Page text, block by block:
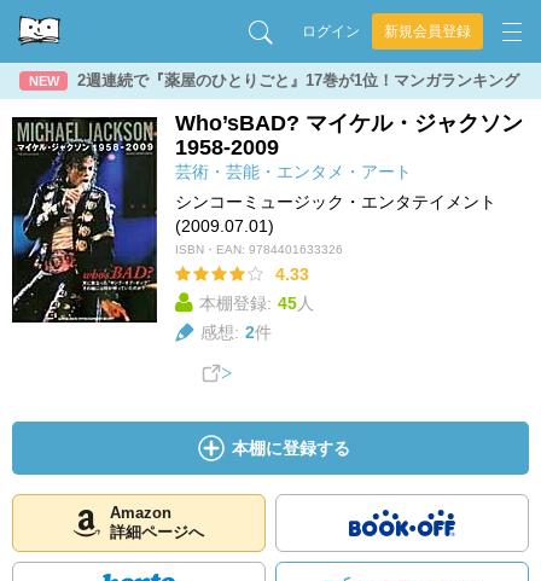
ログイン 新規会員登録
NEW 2週連続で『薬屋のひとりごと』17巻が1位！マンガランキング
Who’sBAD? マイケル・ジャクソン
1958-2009
芸術・芸能・エンタメ・アート
シンコーミュージック・エンタテイメント
(2009.07.01)
ISBN・EAN: 9784401633326
4.33
本棚登録: 45人
感想: 2件
本棚に登録する
Amazon
詳細ページへ